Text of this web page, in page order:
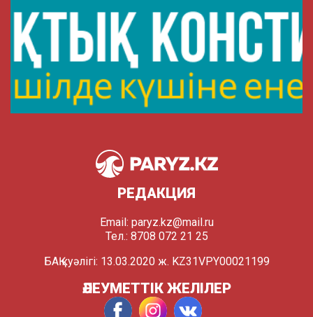
РЕДАКЦИЯ
Email: paryz.kz@mail.ru
Тел.: 8708 072 21 25
БАҚ куәлігі: 13.03.2020 ж. KZ31VPY00021199
ӘЛЕУМЕТТІК ЖЕЛІЛЕР